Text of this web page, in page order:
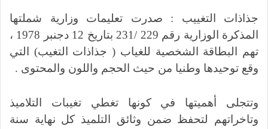
جذاذات التغييب : صدرت تعليمات وزارية شملتها
المذكرة الوزارية رقم 229 /231 بتاريخ 12 دجنبر 1978 ،
تهم البطاقة الشخصية للغياب ( جذاذات التغيب) التي
وقع توحيدها وطنيا من حيث الحجم واللون والمحتوى .
وتتجلى أهميتها في كونها تغطي تغيبات التلاميذ
وتاخراتهم لتحفظ ضمن وثائق التلميذ كل نهاية سنة